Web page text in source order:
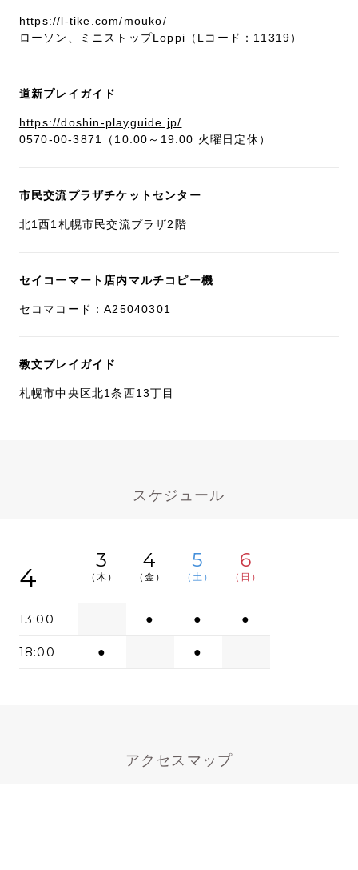
https://l-tike.com/mouko/
ローソン、ミニストップLoppi（Lコード：11319）
道新プレイガイド
https://doshin-playguide.jp/
0570-00-3871（10:00～19:00 火曜日定休）
市民交流プラザチケットセンター
北1西1札幌市民交流プラザ2階
セイコーマート店内マルチコピー機
セコマコード：A25040301
教文プレイガイド
札幌市中央区北1条西13丁目
スケジュール
4
3
（木）
4
（金）
5
（土）
6
（日）
13:00 ● ● ●
18:00 ● ●
アクセスマップ